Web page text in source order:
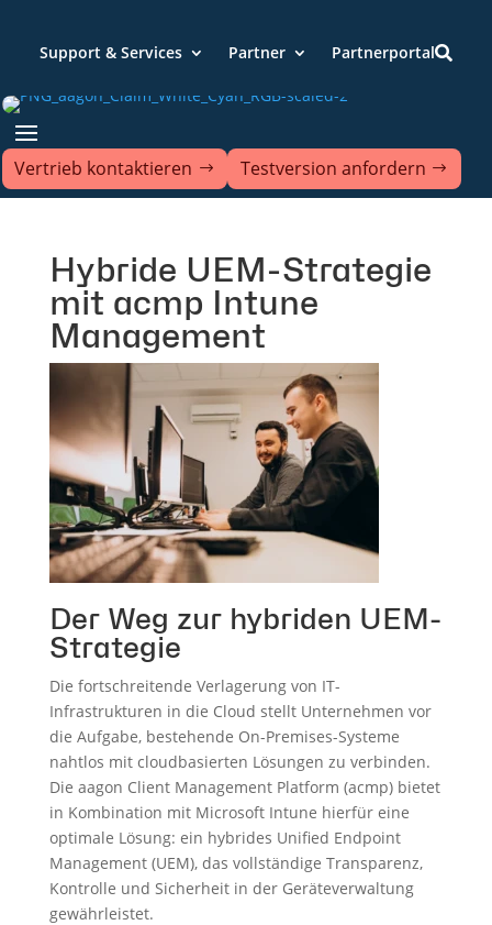
Support & Services Partner Partnerportal
Vertrieb kontaktieren Testversion anfordern
Hybride UEM-Strategie
mit acmp Intune
Management
Der Weg zur hybriden UEM-
Strategie
Die fortschreitende Verlagerung von IT-
Infrastrukturen in die Cloud stellt Unternehmen vor
die Aufgabe, bestehende On-Premises-Systeme
nahtlos mit cloudbasierten Lösungen zu verbinden.
Die aagon Client Management Platform (acmp) bietet
in Kombination mit Microsoft Intune hierfür eine
optimale Lösung: ein hybrides Unified Endpoint
Management (UEM), das vollständige Transparenz,
Kontrolle und Sicherheit in der Geräteverwaltung
gewährleistet.